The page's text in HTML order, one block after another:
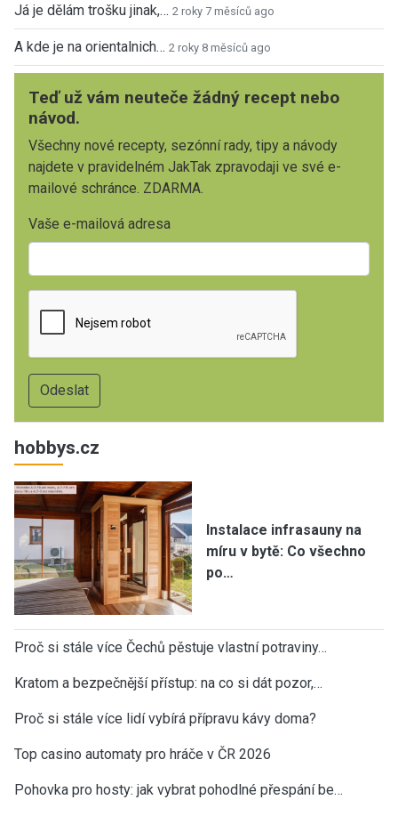
Já je dělám trošku jinak,… 2 roky 7 měsíců ago
A kde je na orientalnich… 2 roky 8 měsíců ago
Teď už vám neuteče žádný recept nebo
návod.
Všechny nové recepty, sezónní rady, tipy a návody
najdete v pravidelném JakTak zpravodaji ve své e-
mailové schránce. ZDARMA.
Vaše e-mailová adresa
hobbys.cz
Instalace infrasauny na
míru v bytě: Co všechno
po…
Proč si stále více Čechů pěstuje vlastní potraviny…
Kratom a bezpečnější přístup: na co si dát pozor,…
Proč si stále více lidí vybírá přípravu kávy doma?
Top casino automaty pro hráče v ČR 2026
Pohovka pro hosty: jak vybrat pohodlné přespání be…